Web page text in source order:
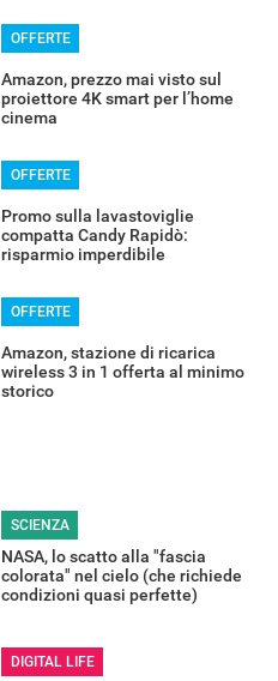
OFFERTE
Amazon, prezzo mai visto sul
proiettore 4K smart per l’home
cinema
OFFERTE
Promo sulla lavastoviglie
compatta Candy Rapidò:
risparmio imperdibile
OFFERTE
Amazon, stazione di ricarica
wireless 3 in 1 offerta al minimo
storico
SCIENZA
NASA, lo scatto alla "fascia
colorata" nel cielo (che richiede
condizioni quasi perfette)
DIGITAL LIFE